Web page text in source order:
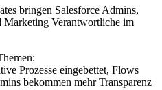
bringen Salesforce Admins,
Marketing Verantwortliche im
Prozesse eingebettet, Flows
bekommen mehr Transparenz